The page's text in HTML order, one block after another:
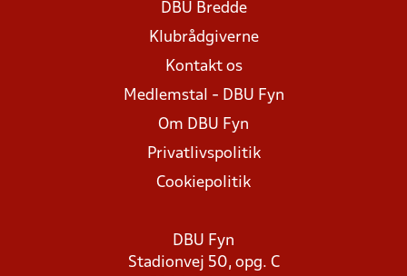
DBU Bredde
Klubrådgiverne
Kontakt os
Medlemstal - DBU Fyn
Om DBU Fyn
Privatlivspolitik
Cookiepolitik
DBU Fyn
Stadionvej 50, opg. C